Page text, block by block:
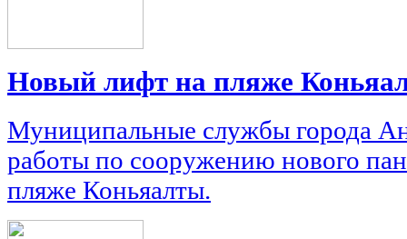
Новый лифт на пляже
Муниципальные службы города
работы по сооружению нового
пляже Коньяалты.